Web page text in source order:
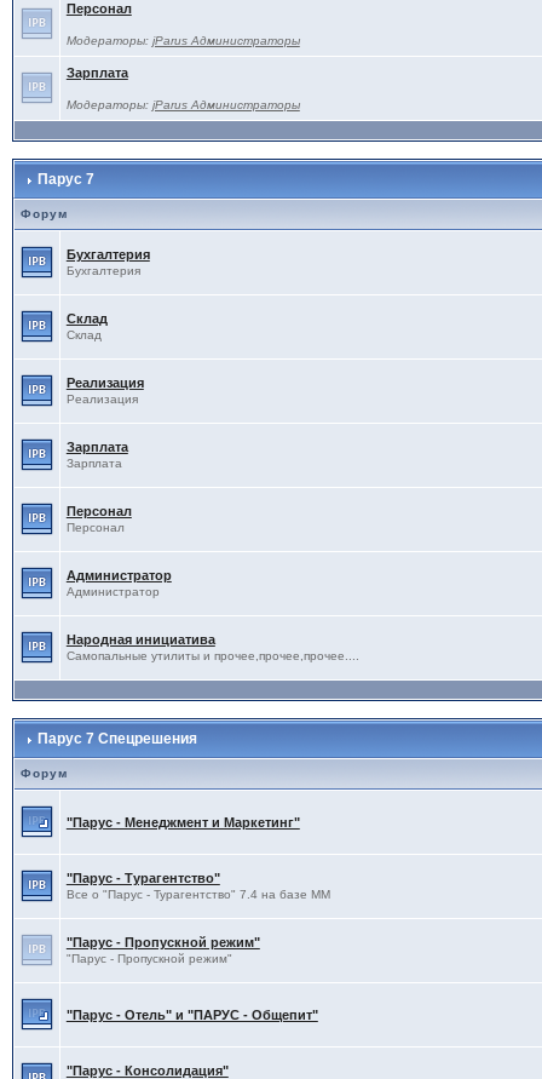
Персонал
Модераторы: jParus Администраторы
Зарплата
Модераторы: jParus Администраторы
Парус 7
Форум
Бухгалтерия
Бухгалтерия
Склад
Склад
Реализация
Реализация
Зарплата
Зарплата
Персонал
Персонал
Администратор
Администратор
Народная инициатива
Самопальные утилиты и прочее,прочее,прочее....
Парус 7 Спецрешения
Форум
"Парус - Менеджмент и Маркетинг"
"Парус - Турагентство"
Все о "Парус - Турагентство" 7.4 на базе ММ
"Парус - Пропускной режим"
"Парус - Пропускной режим"
"Парус - Отель" и "ПАРУС - Общепит"
"Парус - Консолидация"